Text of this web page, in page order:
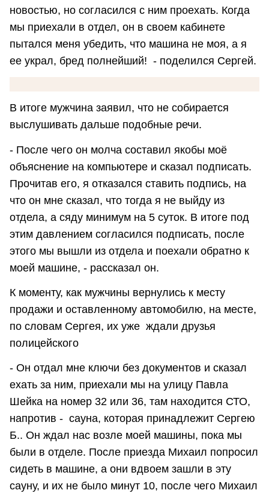
новостью, но согласился с ним проехать. Когда
мы приехали в отдел, он в своем кабинете
пытался меня убедить, что машина не моя, а я
ее украл, бред полнейший! - поделился Сергей.
В итоге мужчина заявил, что не собирается
выслушивать дальше подобные речи.
- После чего он молча составил якобы моё
объяснение на компьютере и сказал подписать.
Прочитав его, я отказался ставить подпись, на
что он мне сказал, что тогда я не выйду из
отдела, а сяду минимум на 5 суток. В итоге под
этим давлением согласился подписать, после
этого мы вышли из отдела и поехали обратно к
моей машине, - рассказал он.
К моменту, как мужчины вернулись к месту
продажи и оставленному автомобилю, на месте,
по словам Сергея, их уже ждали друзья
полицейского
- Он отдал мне ключи без документов и сказал
ехать за ним, приехали мы на улицу Павла
Шейка на номер 32 или 36, там находится СТО,
напротив - сауна, которая принадлежит Сергею
Б.. Он ждал нас возле моей машины, пока мы
были в отделе. После приезда Михаил попросил
сидеть в машине, а они вдвоем зашли в эту
сауну, и их не было минут 10, после чего Михаил